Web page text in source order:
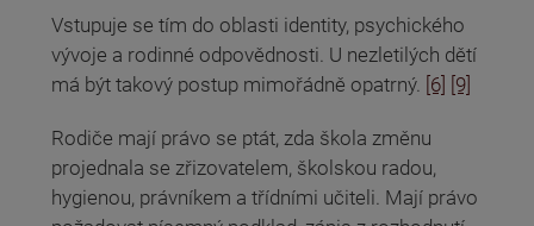
Vstupuje se tím do oblasti identity, psychického
vývoje a rodinné odpovědnosti. U nezletilých dětí
má být takový postup mimořádně opatrný. [6] [9]
Rodiče mají právo se ptát, zda škola změnu
projednala se zřizovatelem, školskou radou,
hygienou, právníkem a třídními učiteli. Mají právo